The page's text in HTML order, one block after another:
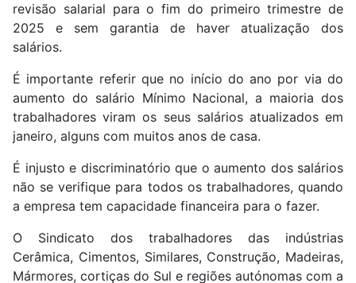
revisão salarial para o fim do primeiro trimestre de
2025 e sem garantia de haver atualização dos
salários.
É importante referir que no início do ano por via do
aumento do salário Mínimo Nacional, a maioria dos
trabalhadores viram os seus salários atualizados em
janeiro, alguns com muitos anos de casa.
É injusto e discriminatório que o aumento dos salários
não se verifique para todos os trabalhadores, quando
a empresa tem capacidade financeira para o fazer.
O Sindicato dos trabalhadores das indústrias
Cerâmica, Cimentos, Similares, Construção, Madeiras,
Mármores, cortiças do Sul e regiões autónomas com a